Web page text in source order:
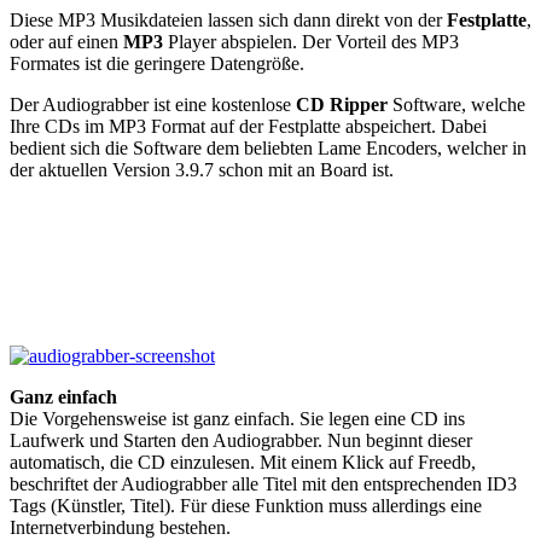
Diese MP3 Musikdateien lassen sich dann direkt von derFestplatte,
oder auf einen MP3 Player abspielen. Der Vorteil des MP3
Formates ist die geringere Datengröße.
Der Audiograbber ist eine kostenlose CD Ripper Software, welche
Ihre CDs im MP3 Format auf der Festplatte abspeichert. Dabei
bedient sich die Software dem beliebten Lame Encoders, welcher in
der aktuellen Version 3.9.7 schon mit an Board ist.
Ganz einfach
Die Vorgehensweise ist ganz einfach. Sie legen eine CD ins
Laufwerk und Starten den Audiograbber. Nun beginnt dieser
automatisch, die CD einzulesen. Mit einem Klick auf Freedb,
beschriftet der Audiograbber alle Titel mit den entsprechenden ID3
Tags (Künstler, Titel). Für diese Funktion muss allerdings eine
Internetverbindung bestehen.